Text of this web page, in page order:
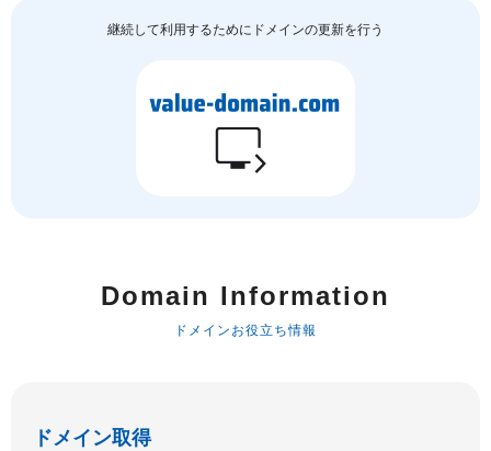
継続して利用するためにドメインの更新を行う
Domain Information
ドメインお役立ち情報
ドメイン取得